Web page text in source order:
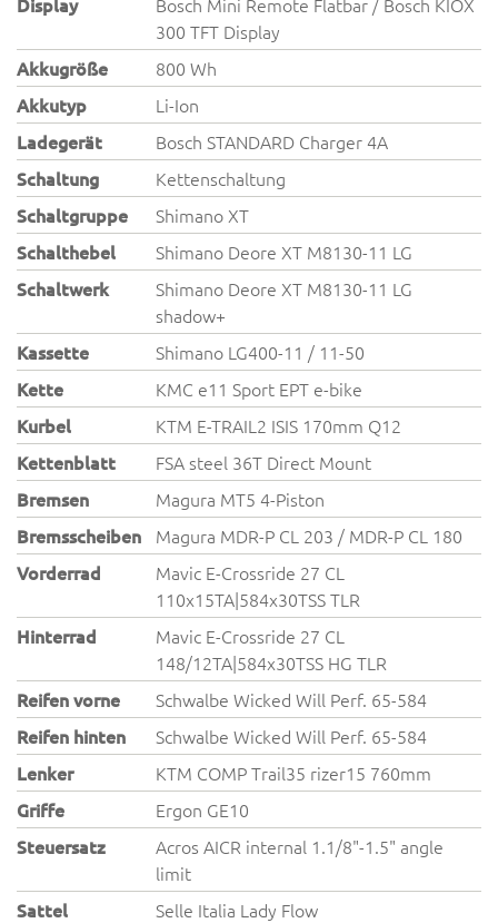
300 TFT Display
Akkugröße
800 Wh
Akkutyp
Li-Ion
Ladegerät
Bosch STANDARD Charger 4A
Schaltung
Kettenschaltung
Schaltgruppe
Shimano XT
Schalthebel
Shimano Deore XT M8130-11 LG
Schaltwerk
Shimano Deore XT M8130-11 LG
shadow+
Kassette
Shimano LG400-11 / 11-50
Kette
KMC e11 Sport EPT e-bike
Kurbel
KTM E-TRAIL2 ISIS 170mm Q12
Kettenblatt
FSA steel 36T Direct Mount
Bremsen
Magura MT5 4-Piston
Bremsscheiben
Magura MDR-P CL 203 / MDR-P CL 180
Vorderrad
Mavic E-Crossride 27 CL
110x15TA|584x30TSS TLR
Hinterrad
Mavic E-Crossride 27 CL
148/12TA|584x30TSS HG TLR
Reifen vorne
Schwalbe Wicked Will Perf. 65-584
Reifen hinten
Schwalbe Wicked Will Perf. 65-584
Lenker
KTM COMP Trail35 rizer15 760mm
Griffe
Ergon GE10
Steuersatz
Acros AICR internal 1.1/8"-1.5" angle
limit
Sattel
Selle Italia Lady Flow